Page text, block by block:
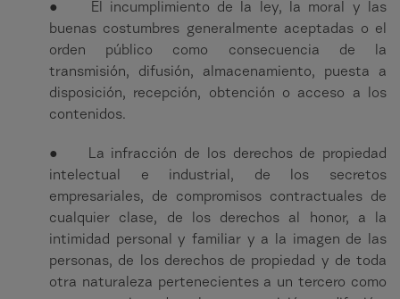
● El incumplimiento de la ley, la moral y las
buenas costumbres generalmente aceptadas o el
orden público como consecuencia de la
transmisión, difusión, almacenamiento, puesta a
disposición, recepción, obtención o acceso a los
contenidos.
● La infracción de los derechos de propiedad
intelectual e industrial, de los secretos
empresariales, de compromisos contractuales de
cualquier clase, de los derechos al honor, a la
intimidad personal y familiar y a la imagen de las
personas, de los derechos de propiedad y de toda
otra naturaleza pertenecientes a un tercero como